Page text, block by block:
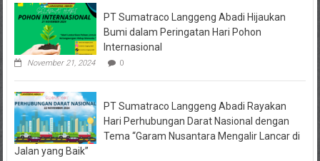
PT Sumatraco Langgeng Abadi Hijaukan
Bumi dalam Peringatan Hari Pohon
Internasional
November 21, 2024 0
PT Sumatraco Langgeng Abadi Rayakan
Hari Perhubungan Darat Nasional dengan
Tema “Garam Nusantara Mengalir Lancar di
Jalan yang Baik”